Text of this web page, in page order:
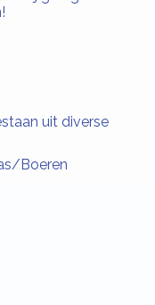
uit diverse
Boeren